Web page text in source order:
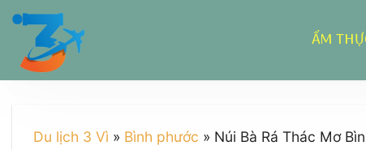
Chuyển
dung
ẨM
Du lịch 3 Vì » Bình phước » Núi Bà Rá Thác Mơ